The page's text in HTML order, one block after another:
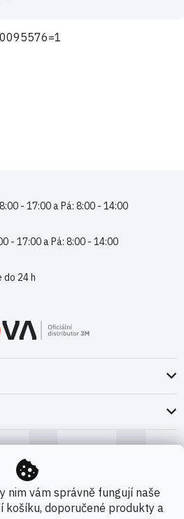
nim vám správně fungují naše
košíku, doporučené produkty a
- 17:00 a Pá: 8:00 - 14:00
- 17:00 a Pá: 8:00 - 14:00
do 24 h
osoby
platby